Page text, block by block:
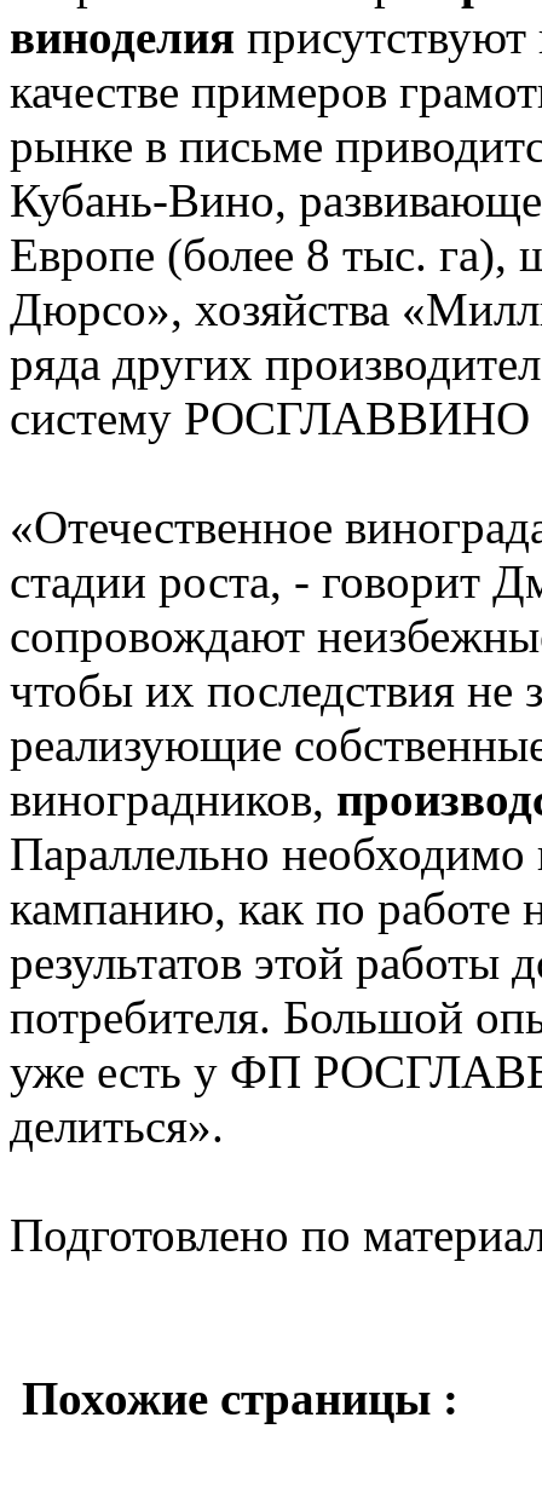
виноделия
качестве примеров
рынке в письме
Кубань-Вино,
Европе (более 8 тыс. га),
Дюрсо», хозяйства
ряда других
систему РОСГЛАВВИНО
«Отечественное
стадии роста, - говорит
сопровождают
чтобы их последствия не
реализующие
виноградников,
Параллельно необходимо
кампанию, как по работе
результатов этой работы
потребителя. Большой
уже есть у ФП
делиться».
Подготовлено по
Похожие страницы :